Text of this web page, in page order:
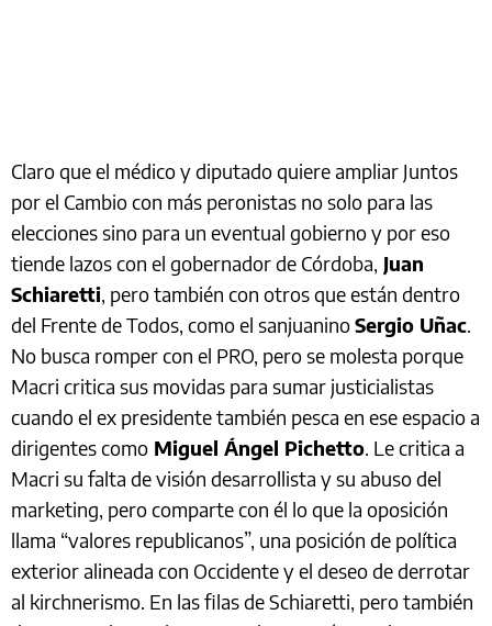
Claro que el médico y diputado quiere ampliar Juntos
por el Cambio con más peronistas no solo para las
elecciones sino para un eventual gobierno y por eso
tiende lazos con el gobernador de Córdoba, Juan
Schiaretti, pero también con otros que están dentro
del Frente de Todos, como el sanjuaninoSergio Uñac.
No busca romper con el PRO, pero se molesta porque
Macri critica sus movidas para sumar justicialistas
cuando el ex presidente también pesca en ese espacio a
dirigentes como Miguel Ángel Pichetto. Le critica a
Macri su falta de visión desarrollista y su abuso del
marketing, pero comparte con él lo que la oposición
llama “valores republicanos”, una posición de política
exterior alineada con Occidente y el deseo de derrotar
al kirchnerismo. En las filas de Schiaretti, pero también